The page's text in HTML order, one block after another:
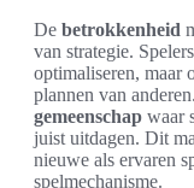
De betrokkenheid
van strategie.
optimaliseren, maar
plannen van
gemeenschap waar
juist uitdagen. Dit
nieuwe als ervaren
spelmechanisme.